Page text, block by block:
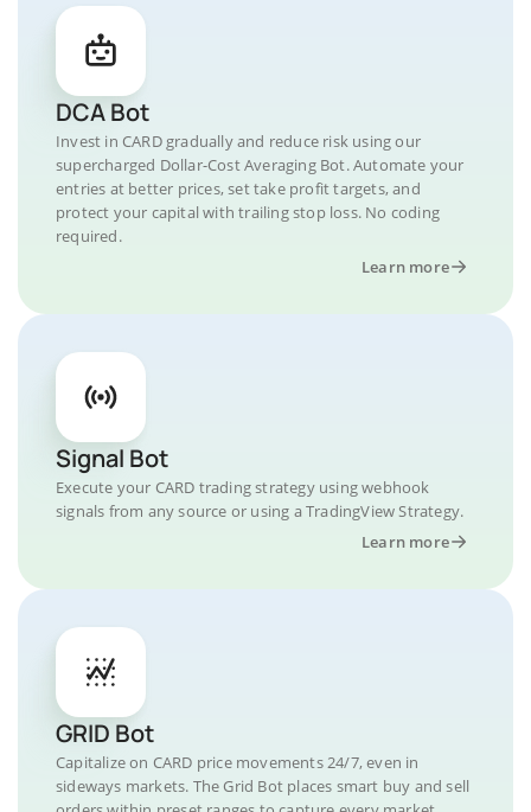
DCA Bot
Invest in CARD gradually and reduce risk using our
supercharged Dollar-Cost Averaging Bot. Automate your
entries at better prices, set take profit targets, and
protect your capital with trailing stop loss. No coding
required.
Learn more
Signal Bot
Execute your CARD trading strategy using webhook
signals from any source or using a TradingView Strategy.
Learn more
GRID Bot
Capitalize on CARD price movements 24/7, even in
sideways markets. The Grid Bot places smart buy and sell